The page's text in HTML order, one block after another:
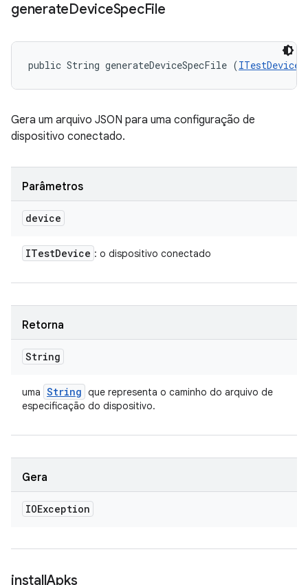
generateDeviceSpecFile
public String generateDeviceSpecFile (ITestDevice
Gera um arquivo JSON para uma configuração de
dispositivo conectado.
Parâmetros
device
ITestDevice : o dispositivo conectado
Retorna
String
uma String que representa o caminho do arquivo de
especificação do dispositivo.
Gera
IOException
installApks